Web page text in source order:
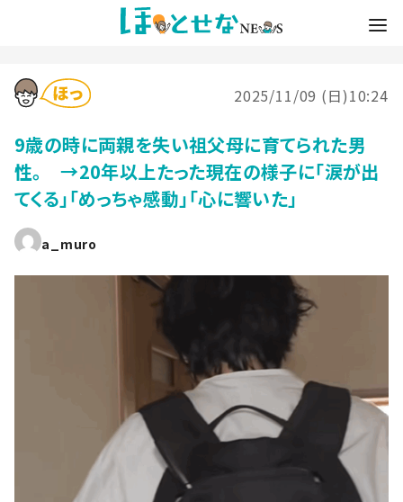
2025/11/09 (日)10:24
9歳の時に両親を失い祖父母に育てられた男
性。 →20年以上たった現在の様子に「涙が出
てくる」「めっちゃ感動」「心に響いた」
a_muro